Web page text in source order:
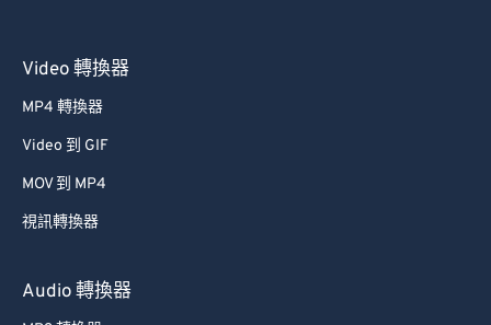
Video 轉換器
MP4 轉換器
Video 到 GIF
MOV 到 MP4
視訊轉換器
Audio 轉換器